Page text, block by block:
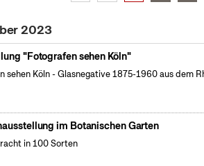
2023
"Fotografen sehen Köln"
sehen Köln - Glasnegative 1875-1960 aus dem
im Botanischen Garten
in 100 Sorten